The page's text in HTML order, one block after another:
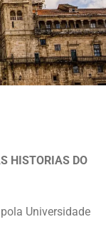
HISTORIAS DO
Universidade